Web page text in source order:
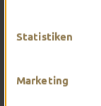
Statistiken
Marketing